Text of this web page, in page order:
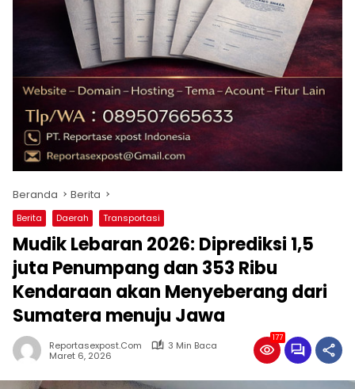
Beranda Berita
Berita Daerah Transportasi
Mudik Lebaran 2026: Diprediksi 1,5
juta Penumpang dan 353 Ribu
Kendaraan akan Menyeberang dari
Sumatera menuju Jawa
Reportasexpost.com
3 Min Baca
Maret 6, 2026
177